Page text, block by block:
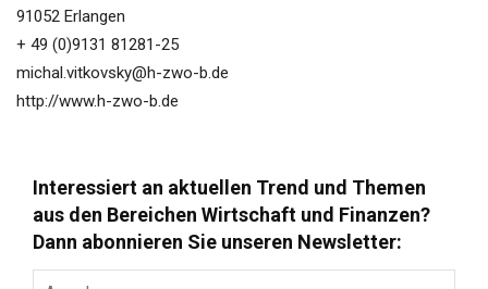
91052 Erlangen
+ 49 (0)9131 81281-25
michal.vitkovsky@h-zwo-b.de
http://www.h-zwo-b.de
Interessiert an aktuellen Trend und Themen
aus den Bereichen Wirtschaft und Finanzen?
Dann abonnieren Sie unseren Newsletter: